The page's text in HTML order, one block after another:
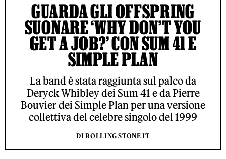
GUARDA GLI OFFSPRING
SUONARE ‘WHY DON’T YOU
GET A JOB?’ CON SUM 41 E
SIMPLE PLAN
La band è stata raggiunta sul palco da
Deryck Whibley dei Sum 41 e da Pierre
Bouvier dei Simple Plan per una versione
collettiva del celebre singolo del 1999
DI ROLLING STONE IT